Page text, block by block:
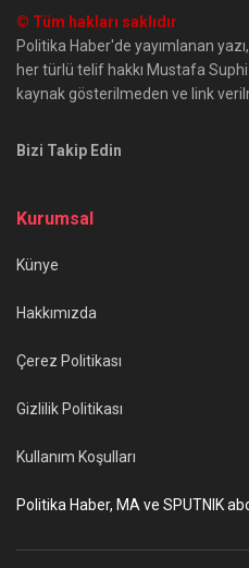
© Tüm hakları saklıdır
Politika Haber'de yayımlanan
her türlü telif hakkı Mustafa
kaynak gösterilmeden ve link
Bizi Takip Edin
Kurumsal
Künye
Hakkımızda
Çerez Politikası
Gizlilik Politikası
Kullanım Koşulları
Politika Haber, MA ve SPUTNIK